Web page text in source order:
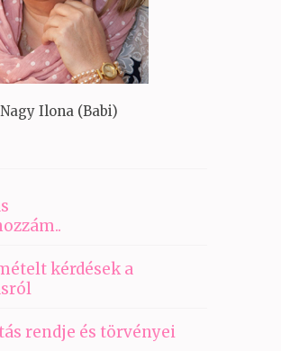
Nagy Ilona (Babi)
kérdések a
rendje és törvényei